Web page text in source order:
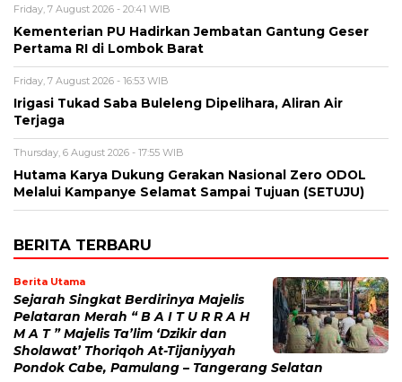
Friday, 7 August 2026 - 20:41 WIB
Kementerian PU Hadirkan Jembatan Gantung Geser
Pertama RI di Lombok Barat
Friday, 7 August 2026 - 16:53 WIB
Irigasi Tukad Saba Buleleng Dipelihara, Aliran Air
Terjaga
Thursday, 6 August 2026 - 17:55 WIB
Hutama Karya Dukung Gerakan Nasional Zero ODOL
Melalui Kampanye Selamat Sampai Tujuan (SETUJU)
BERITA TERBARU
Berita Utama
Sejarah Singkat Berdirinya Majelis
Pelataran Merah “ B A I T U R R A H
M A T ” Majelis Ta’lim ‘Dzikir dan
Sholawat’ Thoriqoh At-Tijaniyyah
Pondok Cabe, Pamulang – Tangerang Selatan